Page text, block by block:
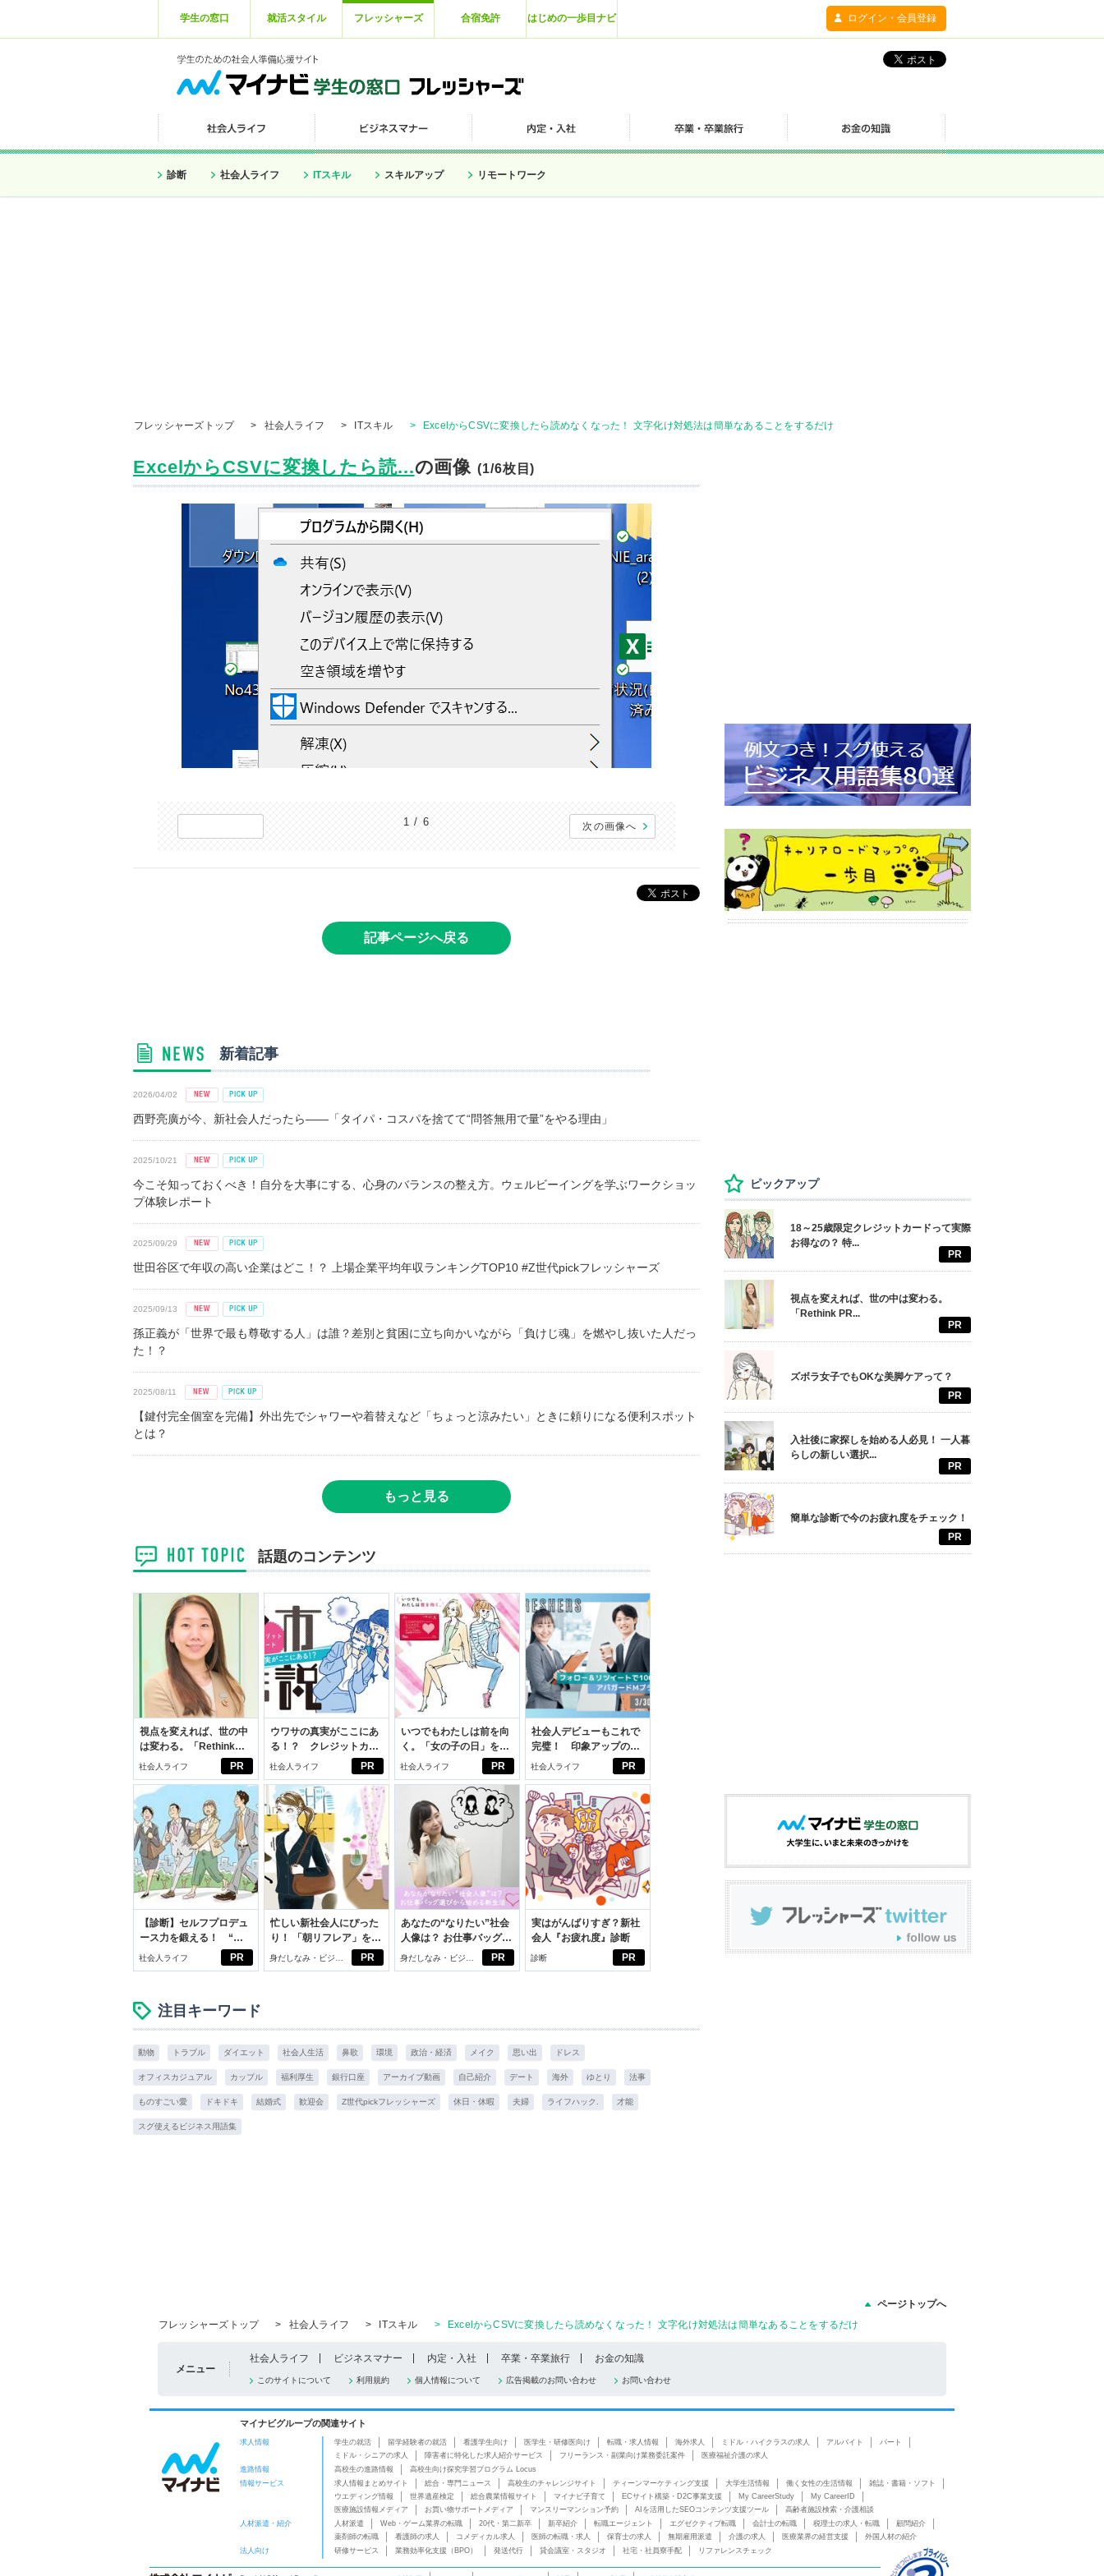
学生の窓口 就活スタイル フレッシャーズ 合宿免許 はじめの一歩目ナビ ログイン・会員登録
診断 社会人ライフ ITスキル スキルアップ リモートワーク
フレッシャーズトップ > 社会人ライフ > ITスキル > ExcelからCSVに変換したら読めなくなった！ 文字化け対処法は簡単なあることをするだけ
ExcelからCSVに変換したら読...の画像(1/6枚目)
1 / 6 次の画像へ
記事ページへ戻る
新着記事
2026/04/02
西野亮廣が今、新社会人だったら――「タイパ・コスパを捨てて“問答無用で量”をやる理由」
2025/10/21
今こそ知っておくべき！自分を大事にする、心身のバランスの整え方。ウェルビーイングを学ぶワークショッ
プ体験レポート
2025/09/29
世田谷区で年収の高い企業はどこ！？ 上場企業平均年収ランキングTOP10 #Z世代pickフレッシャーズ
2025/09/13
孫正義が「世界で最も尊敬する人」は誰？差別と貧困に立ち向かいながら「負けじ魂」を燃やし抜いた人だっ
た！？
2025/08/11
【鍵付完全個室を完備】外出先でシャワーや着替えなど「ちょっと涼みたい」ときに頼りになる便利スポット
とは？
もっと見る
話題のコンテンツ
PR
視点を変えれば、世の中
は変わる。「Rethink
PROJECT」がつたえた
社会人ライフ PR
ウワサの真実がここにあ
る！？ クレジットカー
ドの都市伝説
社会人ライフ PR
いつでもわたしは前を向
く。「女の子の日」を前
向きに♪社会人エリ・大
社会人ライフ PR
社会人デビューもこれで
完璧！ 印象アップのセ
ルフプロデュース術
社会人ライフ
PR
【診断】セルフプロデュ
ース力を鍛える！ “ジ
ブン観”診断
社会人ライフ PR
忙しい新社会人にぴった
り！ 「朝リフレア」をは
じめよう。しっかりニオ
イケアして24時間快適。
身だしなみ・ビジネ
スアイテム
PR
あなたの“なりたい”社会
人像は？ お仕事バッグ選
びから始める新生活
身だしなみ・ビジネ
スアイテム
PR
実はがんばりすぎ？新社
会人『お疲れ度』診断
診断
注目キーワード
動物 トラブル ダイエット 社会人生活 鼻歌 環境 政治・経済 メイク 思い出 ドレス
オフィスカジュアル カップル 福利厚生 銀行口座 アーカイブ動画 自己紹介 デート 海外 ゆとり 法事
ものすごい愛 ドキドキ 結婚式 歓迎会 Z世代pickフレッシャーズ 休日・休暇 夫婦 ライフハック. 才能
スグ使えるビジネス用語集
ピックアップ
18～25歳限定クレジットカードって実際
お得なの？ 特...
PR
視点を変えれば、世の中は変わる。
「Rethink PR...
PR
ズボラ女子でもOKな美脚ケアって？
PR
入社後に家探しを始める人必見！ 一人暮
らしの新しい選択...
PR
簡単な診断で今のお疲れ度をチェック！
PR
ページトップへ
フレッシャーズトップ
> 社会人ライフ > ITスキル > ExcelからCSVに変換したら読めなくなった！ 文字化け対処法は簡単なあることをするだけ
メニュー
社会人ライフ ビジネスマナー 内定・入社 卒業・卒業旅行 お金の知識
このサイトについて 利用規約 個人情報について 広告掲載のお問い合わせ お問い合わせ
マイナビグループの関連サイト
求人情報 学生の就活 留学経験者の就活 看護学生向け 医学生・研修医向け 転職・求人情報 海外求人 ミドル・ハイクラスの求人 アルバイト
パート
ミドル・シニアの求人
障害者に特化した求人紹介サービス フリーランス・副業向け業務委託案件
医療福祉介護の求人
進路情報
高校生の進路情報
高校生向け探究学習プログラム Locus
情報サービス
求人情報まとめサイト 総合・専門ニュース 高校生のチャレンジサイト ティーンマーケティング支援 大学生活情報 働く女性の生活情報
雑誌・書籍・ソフト
ウエディング情報
世界遺産検定 総合農業情報サイト マイナビ子育て ECサイト構築・D2C事業支援 My CareerStudy
My CareerID
医療施設情報メディア
お買い物サポートメディア マンスリーマンション予約 AIを活用したSEOコンテンツ支援ツール
高齢者施設検索・介護相談
人材派遣・紹介
人材派遣 Web・ゲーム業界の転職 20代・第二新卒 新卒紹介 転職エージェント エグゼクティブ転職 会計士の転職 税理士の求人・転職
顧問紹介
薬剤師の転職
看護師の求人 コメディカル求人 医師の転職・求人 保育士の求人 無期雇用派遣 介護の求人 医療業界の経営支援
外国人材の紹介
法人向け
研修サービス 業務効率化支援（BPO） 発送代行 貸会議室・スタジオ 社宅・社員寮手配 リファレンスチェック